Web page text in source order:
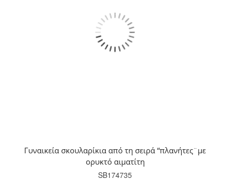
Γυναικεία σκουλαρίκια από τη σειρά “πλανήτες¨με
ορυκτό αιματίτη
SB174735